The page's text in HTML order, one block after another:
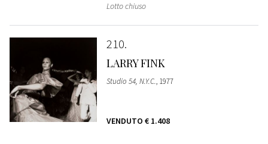
Lotto chiuso
210
LARRY FINK
Studio 54, N.Y.C., 1977
VENDUTO € 1.408